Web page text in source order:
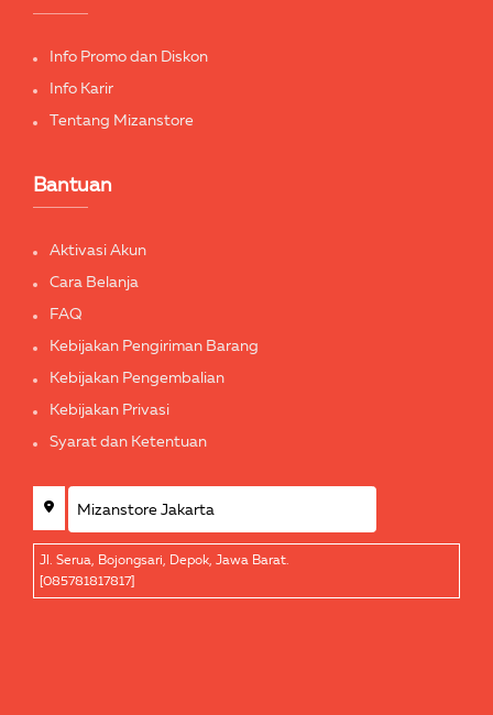
Info Promo dan Diskon
Info Karir
Tentang Mizanstore
Bantuan
Aktivasi Akun
Cara Belanja
FAQ
Kebijakan Pengiriman Barang
Kebijakan Pengembalian
Kebijakan Privasi
Syarat dan Ketentuan
Jl. Serua, Bojongsari, Depok, Jawa Barat.
[085781817817]